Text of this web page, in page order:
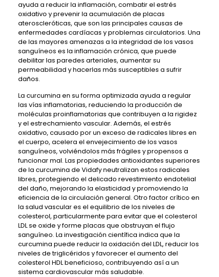
ayuda a reducir la inflamación, combatir el estrés
oxidativo y prevenir la acumulación de placas
ateroscleróticas, que son las principales causas de
enfermedades cardíacas y problemas circulatorios. Una
de las mayores amenazas a la integridad de los vasos
sanguíneos es la inflamación crónica, que puede
debilitar las paredes arteriales, aumentar su
permeabilidad y hacerlas más susceptibles a sufrir
daños.
La curcumina en su forma optimizada ayuda a regular
las vías inflamatorias, reduciendo la producción de
moléculas proinflamatorias que contribuyen a la rigidez
y el estrechamiento vascular. Además, el estrés
oxidativo, causado por un exceso de radicales libres en
el cuerpo, acelera el envejecimiento de los vasos
sanguíneos, volviéndolos más frágiles y propensos a
funcionar mal. Las propiedades antioxidantes superiores
de la curcumina de Vidafy neutralizan estos radicales
libres, protegiendo el delicado revestimiento endotelial
del daño, mejorando la elasticidad y promoviendo la
eficiencia de la circulación general. Otro factor crítico en
la salud vascular es el equilibrio de los niveles de
colesterol, particularmente para evitar que el colesterol
LDL se oxide y forme placas que obstruyan el flujo
sanguíneo. La investigación científica indica que la
curcumina puede reducir la oxidación del LDL, reducir los
niveles de triglicéridos y favorecer el aumento del
colesterol HDL beneficioso, contribuyendo así a un
sistema cardiovascular más saludable.